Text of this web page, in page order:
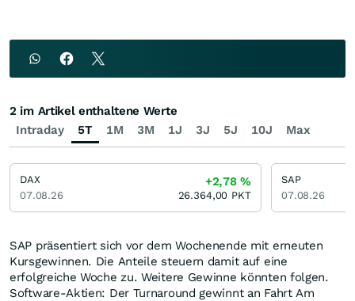
SAP präsentiert sich vor dem Wochenende mit erneuten
Kursgewinnen. Die Anteile steuern damit auf eine
erfolgreiche Woche zu. Weitere Gewinne könnten folgen.
Software-Aktien: Der Turnaround gewinnt an Fahrt Am
Intraday 5T 1M 3M 1J 3J 5J 10J Max
2 im Artikel enthaltene Werte
DAX
07.08.26
+2,78%
26.364,00 PKT
SAP
07.08.26